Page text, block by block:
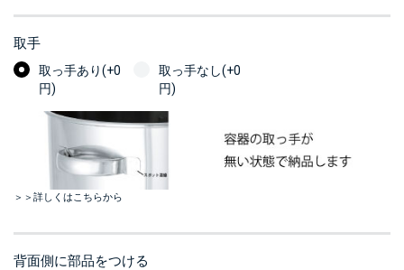
取手
取っ手あり(+0
円)
取っ手なし(+0
円)
＞＞詳しくはこちらから
背面側に部品をつける